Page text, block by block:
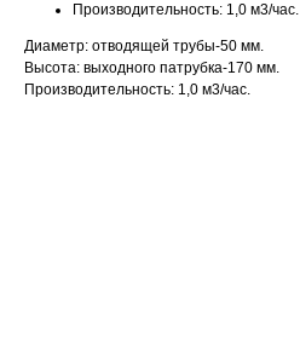
Производительность: 1,0 м3/час.
Диаметр: отводящей трубы-50 мм.
Высота: выходного патрубка-170 мм.
Производительность: 1,0 м3/час.